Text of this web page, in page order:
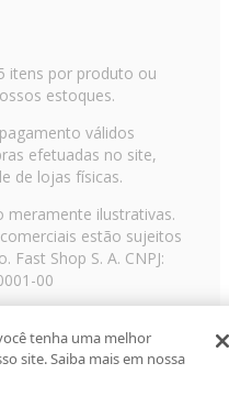
itens por produto ou
estoques.
válidos
efetuadas no site,
de lojas físicas.
meramente ilustrativas.
estão sujeitos
Fast Shop S. A. CNPJ:
00
11 3003-3728 ©
reservadosRF
tenha uma melhor
site. Saiba mais em nossa